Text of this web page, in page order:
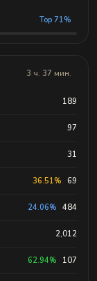
Top 71%
3 ч. 37 мин.
189
97
31
36.51% 69
24.06% 484
2,012
62.94% 107